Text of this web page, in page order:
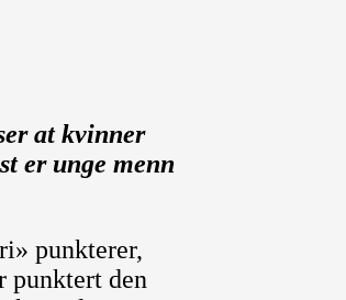
at kvinner
er unge menn
punkterer,
punktert den